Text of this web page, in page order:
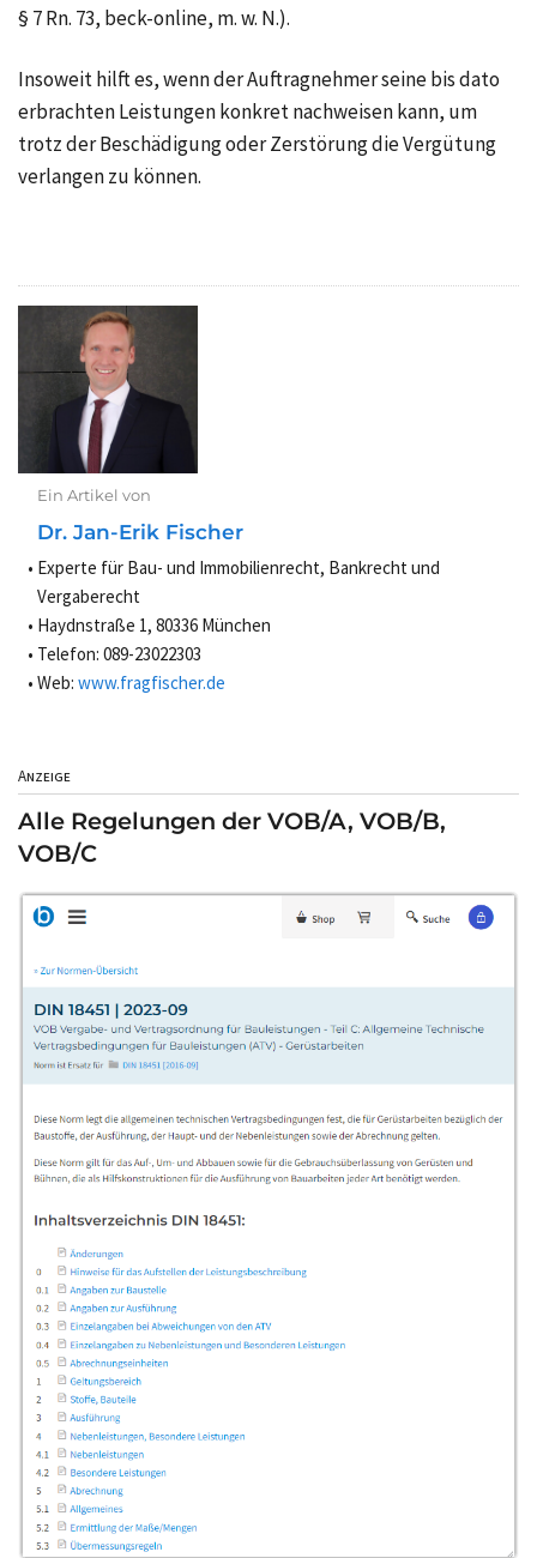
§ 7 Rn. 73, beck-online, m. w. N.).
Insoweit hilft es, wenn der Auftragnehmer seine bis dato
erbrachten Leistungen konkret nachweisen kann, um
trotz der Beschädigung oder Zerstörung die Vergütung
verlangen zu können.
Ein Artikel von
Dr. Jan-Erik Fischer
Experte für Bau- und Immobilienrecht, Bankrecht und
Vergaberecht
Haydnstraße 1, 80336 München
Telefon: 089-23022303
Web: www.fragfischer.de
Anzeige
Alle Regelungen der VOB/A, VOB/B,
VOB/C